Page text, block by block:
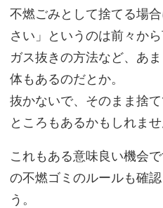
不燃ごみとして捨てる場
さい」というのは前々か
ガス抜きの方法など、あ
体もあるのだとか。
抜かないで、そのまま捨
ところもあるかもしれませ
これもある意味良い機会
の不燃ゴミのルールも確
う。